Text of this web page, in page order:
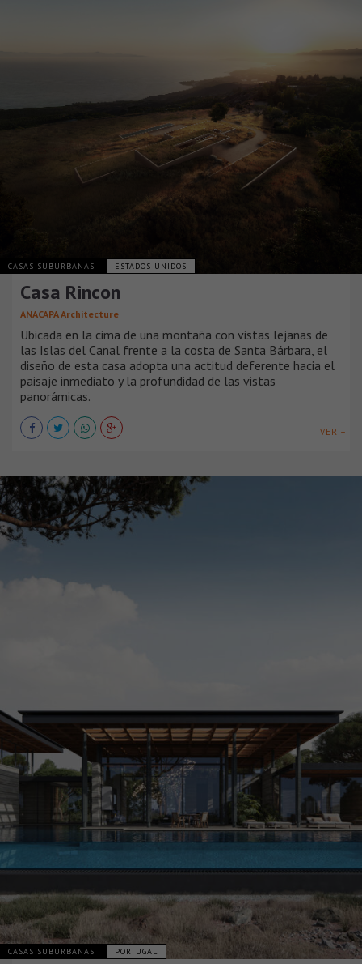
CASAS SUBURBANAS ESTADOS UNIDOS
Casa Rincon
ANACAPA Architecture
Ubicada en la cima de una montaña con vistas lejanas de
las Islas del Canal frente a la costa de Santa Bárbara, el
diseño de esta casa adopta una actitud deferente hacia el
paisaje inmediato y la profundidad de las vistas
panorámicas.
VER +
CASAS SUBURBANAS PORTUGAL